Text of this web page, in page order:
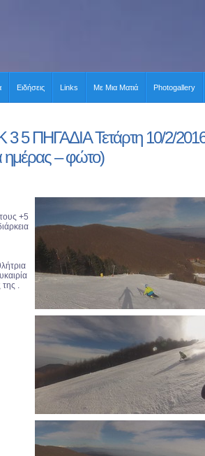
Ειδήσεις Links Με Μια Ματιά Photogallery
3 5 ΠΗΓΑΔΙΑ Τετάρτη 10/2/
– φώτο)
+5
.